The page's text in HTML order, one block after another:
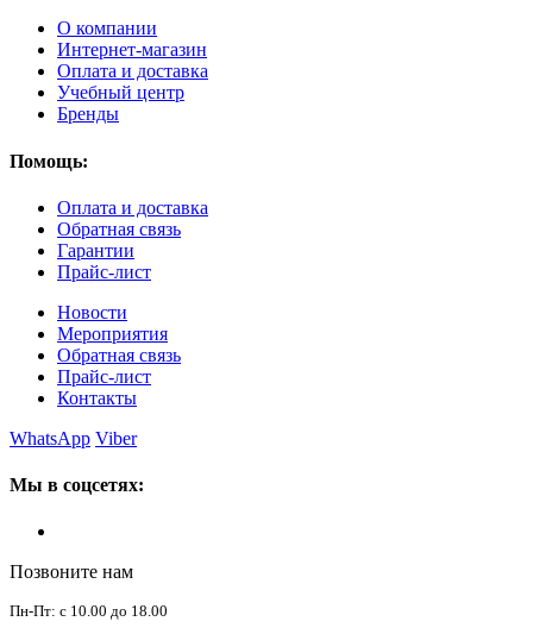
О компании
Интернет-магазин
Оплата и доставка
Учебный центр
Бренды
Помощь:
Оплата и доставка
Обратная связь
Гарантии
Прайс-лист
Новости
Мероприятия
Обратная связь
Прайс-лист
Контакты
WhatsApp Viber
Мы в соцсетях:
Позвоните нам
Пн-Пт: с 10.00 до 18.00